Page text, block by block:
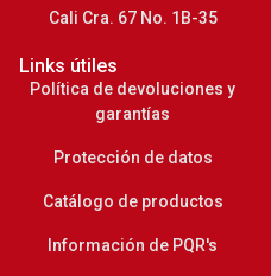
Cali Cra. 67 No. 1B-35
Links útiles
Política de devoluciones y
garantías
Protección de datos
Catálogo de productos
Información de PQR's